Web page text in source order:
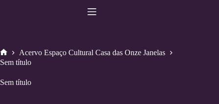
Home
Acervo Espaço Cultural Casa das Onze Janelas
Sem título
Sem título